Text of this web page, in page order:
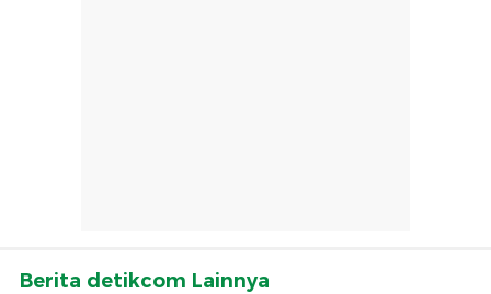
Berita detikcom Lainnya